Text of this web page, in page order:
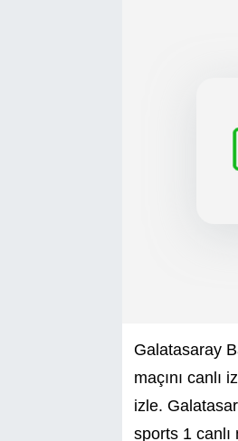
Galatasaray
maçını
izle.
sports 1 canlı